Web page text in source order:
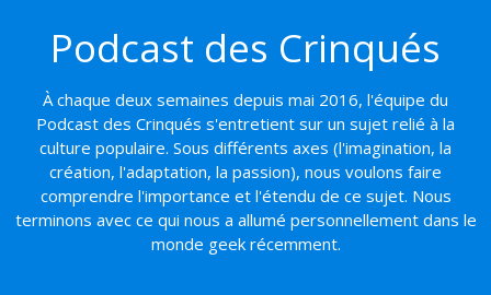
contenu
Podcast des Crinqués
À chaque deux semaines depuis mai 2016, l'équipe du
Podcast des Crinqués s'entretient sur un sujet relié à la
culture populaire. Sous différents axes (l'imagination, la
création, l'adaptation, la passion), nous voulons faire
comprendre l'importance et l'étendu de ce sujet. Nous
terminons avec ce qui nous a allumé personnellement dans le
monde geek récemment.